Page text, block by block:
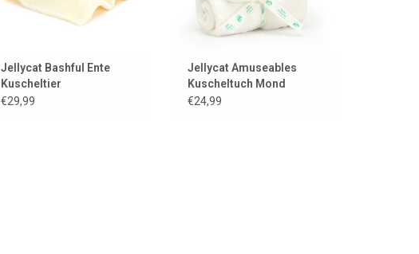
Jellycat Bashful Ente
Kuscheltier
€29,99
Jellycat Amuseables
Kuscheltuch Mond
€24,99